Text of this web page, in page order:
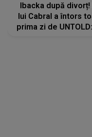
Ibacka după
lui Cabral a întors
prima zi de